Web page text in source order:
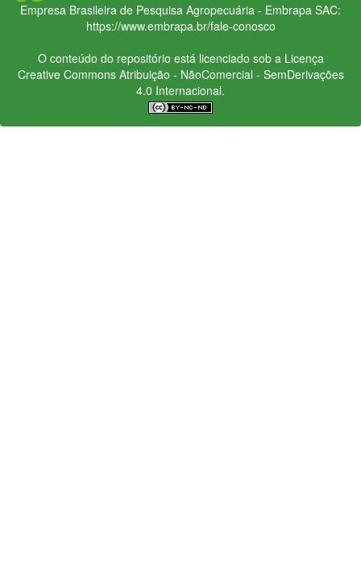
Empresa Brasileira de Pesquisa Agropecuária - Embrapa SAC:
https://www.embrapa.br/fale-conosco
O conteúdo do repositório está licenciado sob a Licença
Creative CommonsAtribuição - NãoComercial - SemDerivações
4.0 Internacional.